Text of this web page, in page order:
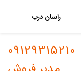
راسان درب
09129315210